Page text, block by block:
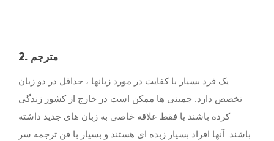
2. مترجم
یک فرد بسیار با کفایت در مورد زبانها ، حداقل در دو زبان
تخصص دارد. جمینی ها ممکن است در خارج از کشور زندگی
کرده باشند یا فقط علاقه خاصی به زبان های جدید داشته
باشند. آنها افراد بسیار زبده ای هستند و بسیار با فن ترجمه سر